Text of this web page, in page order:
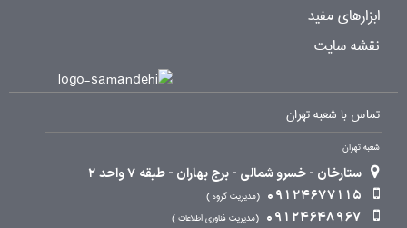
ابزارهای مفید
نقشه سایت
تماس با شعبه تهران
شعبه تهران
ستارخان - خسرو شمالی - برج بهاران - طبقه 7 واحد 2
09124677115
مدیریت گروه
09124648967 مدیریت فناوری اطلاعات